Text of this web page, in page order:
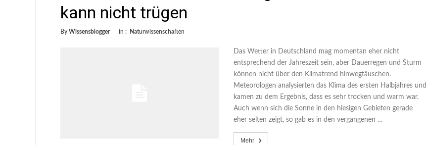
kann nicht trügen
By Wissensblogger in : Naturwissenschaften
Das Wetter in Deutschland mag momentan eher nicht
entsprechend der Jahreszeit sein, aber Dauerregen und Sturm
können nicht über den Klimatrend hinwegtäuschen.
Meteorologen analysierten das Klima des ersten Halbjahres und
kamen zu dem Ergebnis, dass es sehr trocken und warm war.
Auch wenn sich die Sonne in den hiesigen Gebieten gerade
eher selten zeigt, so gab es in den vergangenen …
Mehr